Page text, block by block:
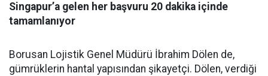
Singapur’a gelen her başvuru 20 dakika içinde
tamamlanıyor
Borusan Lojistik Genel Müdürü İbrahim Dölen de,
gümrüklerin hantal yapısından şikayetçi. Dölen, verdiği